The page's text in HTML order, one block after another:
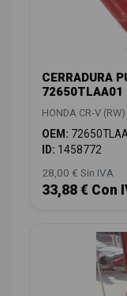
CERRADURA
72650TLAA01
HONDA CR-V
OEM:
ID: 1458772
28,00 € Sin IVA
33,88 € Con